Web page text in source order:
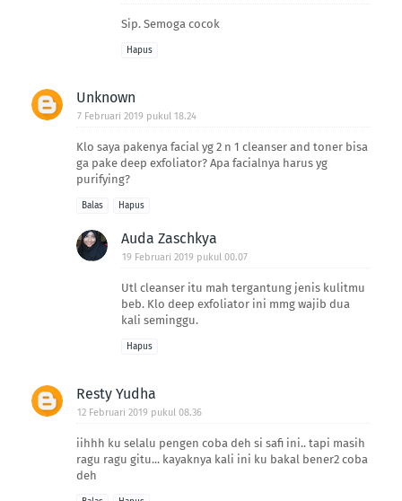
Sip. Semoga cocok
Hapus
Unknown
7 Februari 2019 pukul 18.24
Klo saya pakenya facial yg 2 n 1 cleanser and toner bisa
ga pake deep exfoliator? Apa facialnya harus yg
purifying?
Balas Hapus
Auda Zaschkya
19 Februari 2019 pukul 00.07
Utl cleanser itu mah tergantung jenis kulitmu
beb. Klo deep exfoliator ini mmg wajib dua
kali seminggu.
Hapus
Resty Yudha
12 Februari 2019 pukul 08.36
iihhh ku selalu pengen coba deh si safi ini.. tapi masih
ragu ragu gitu... kayaknya kali ini ku bakal bener2 coba
deh